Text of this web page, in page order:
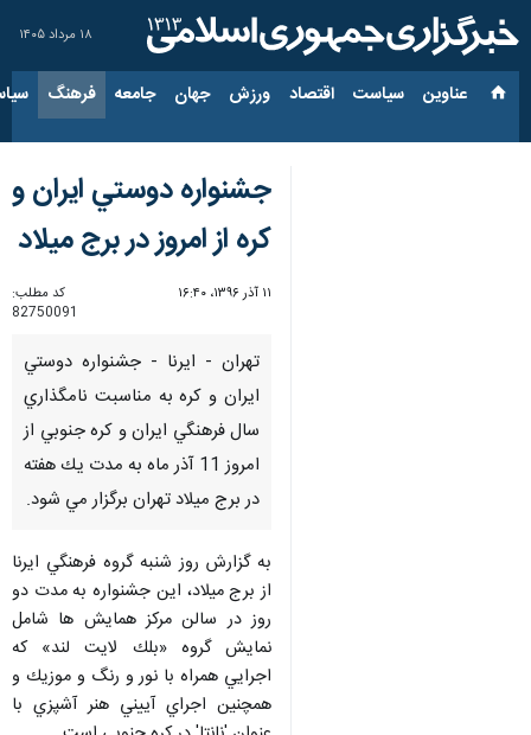
۱۸ مرداد ۱۴۰۵
عناوین‌ سیاست اقتصاد ورزش جهان جامعه فرهنگ
جشنواره دوستي ايران و
كره از امروز در برج ميلاد
۱۱ آذر ۱۳۹۶، ۱۶:۴۰
کد مطلب:
82750091
تهران - ايرنا - جشنواره دوستي
ايران و كره به مناسبت نامگذاري
سال فرهنگي ايران و كره جنوبي از
امروز 11 آذر ماه به مدت يك هفته
در برج ميلاد تهران برگزار مي شود.
به گزارش روز شنبه گروه فرهنگي ايرنا
از برج ميلاد، اين جشنواره به مدت دو
روز در سالن مركز همايش ها شامل
نمايش گروه «بلك لايت لند» كه
اجرايي همراه با نور و رنگ و موزيك و
همچنين اجراي آييني هنر آشپزي با